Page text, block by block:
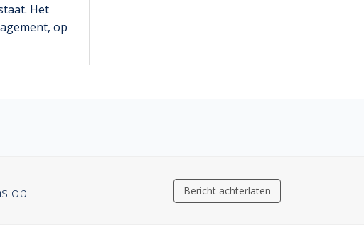
Het
op
op. Bericht achterlaten